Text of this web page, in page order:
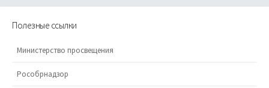
Полезные ссылки
Министерство просвещения
Рособрнадзор